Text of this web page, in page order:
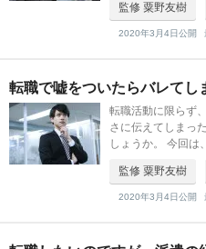
事コンサルティン
監修 粟野友樹
2020年3月4日公開
転職で嘘をついたらバレてし
転職活動に限らず
さに伝えてしまっ
しょうか。 今回は
Segurosの粟野氏
監修 粟野友樹
2020年3月4日公開